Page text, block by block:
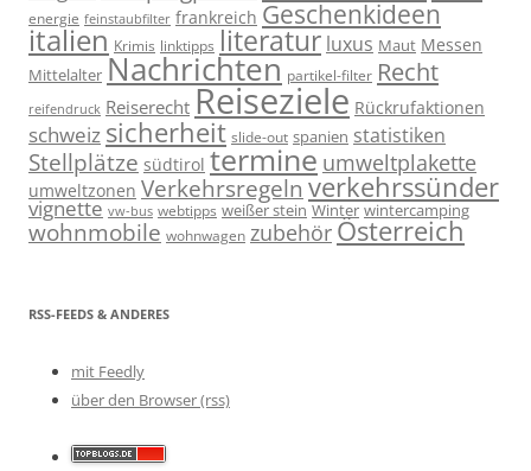
energie feinstaubfilter frankreich Geschenkideen
italien Krimis linktipps literatur luxus Maut Messen
Mittelalter Nachrichten partikel-filter Recht
reifendruck Reiserecht Reiseziele Rückrufaktionen
schweiz sicherheit slide-out spanien statistiken
Stellplätze südtirol termine umweltplakette
umweltzonen Verkehrsregeln verkehrssünder
vignette vw-bus webtipps weißer stein Winter wintercamping
wohnmobile wohnwagen zubehör Österreich
RSS-FEEDS & ANDERES
mit Feedly
über den Browser (rss)